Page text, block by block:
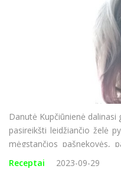
Danutė Kupčiūnienė
pasireikšti leidžiančio želė
mėgstančios pašnekovės,
tad puikiai tiks laukiant
Receptai 2023-09-29